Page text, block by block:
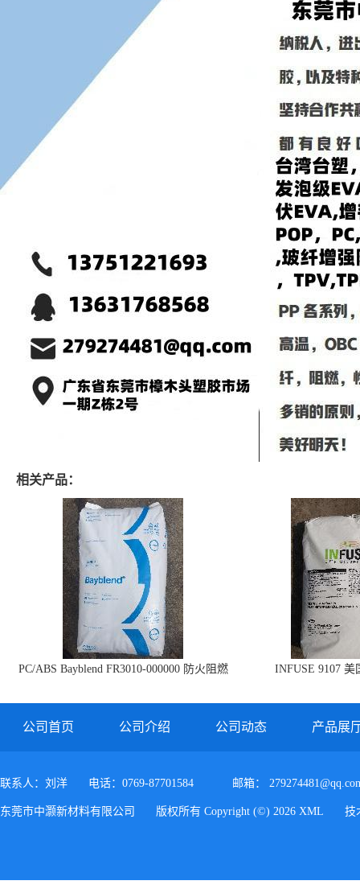
相关产品：
PC/ABS Bayblend FR3010-000000 防火阻燃
INFUSE 9107 美
公司首页 公司介绍 公司动态 产品展
联系人：刘洋 电话：0769-87701584 邮箱：
东莞市中灏新材料有限公司 版权所有 Copyright (©) 2026 XML 技